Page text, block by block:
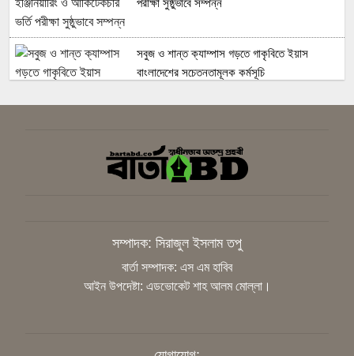
পরীক্ষা সুষ্ঠুভাবে সম্পন্ন
সবুজ ও শান্ত ক্যাম্পাস গড়তে গাকৃবিতে ইয়াস
বাংলাদেশের সচেতনতামূলক কর্মসূচি
অনুষ্ঠিত
ঠিক করবেন তারেক রহমান
সম্পাদক: সিরাজুল ইসলাম তপু
বার্তা সম্পাদক: এস এম হাবিব
আইন উপদেষ্টা: এডভোকেট শাহ আলম মোল্লা।